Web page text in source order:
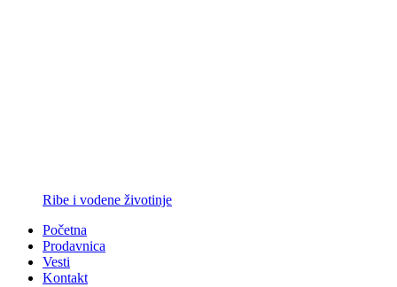
Ribe i vodene životinje
Početna
Prodavnica
Vesti
Kontakt